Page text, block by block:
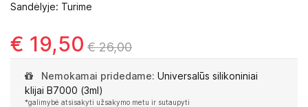
Sandėlyje: Turime
€ 19,50 € 26,00
Nemokamai pridedame: Universalūs silikoniniai
klijai B7000 (3ml)
*galimybė atsisakyti užsakymo metu ir sutaupyti